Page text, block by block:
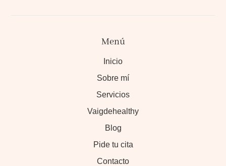
Menú
Inicio
Sobre mí
Servicios
Vaigdehealthy
Blog
Pide tu cita
Contacto